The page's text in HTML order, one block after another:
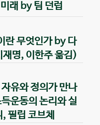
래 by 팀 던럽
란 무엇인가 by 다
명, 이한주 옮김)
유와 정의가 만나
운동의 논리와 실
필립 코브체